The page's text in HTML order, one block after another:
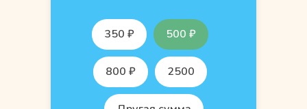
350 ₽ 500 ₽
800 ₽ 2500